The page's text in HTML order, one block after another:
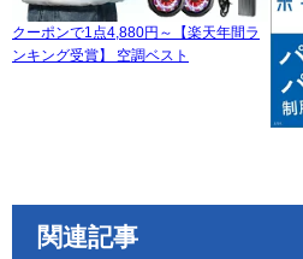
クーポンで1点4,880円～【楽天年間ラ
ンキング受賞】 空調ベスト
関連記事